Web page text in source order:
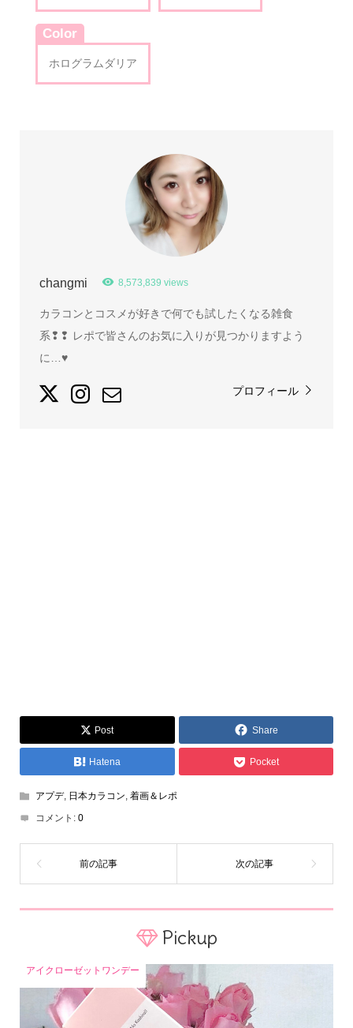
Color
ホログラムダリア
changmi 8,573,839 views
カラコンとコスメが好きで何でも試したくなる雑食
系❢❢ レポで皆さんのお気に入りが見つかりますよう
に…♥
プロフィール
Post Share
Hatena Pocket
アプデ, 日本カラコン 着画＆レポ
コメント: 0
Pickup
アイクローゼットワンデー